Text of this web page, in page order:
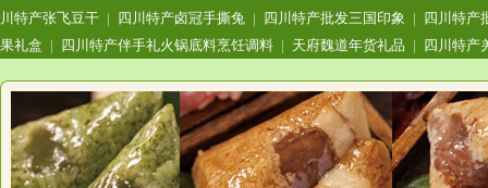
川特产张飞豆干 | 四川特产卤冠手撕兔 | 四川特产批发三国印象 | 四川特产
果礼盒 | 四川特产伴手礼火锅底料烹饪调料 | 天府魏道年货礼品 | 四川特产